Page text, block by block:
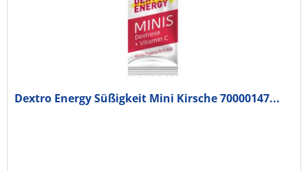
Dextro Energy Süßigkeit Mini Kirsche 70000147...